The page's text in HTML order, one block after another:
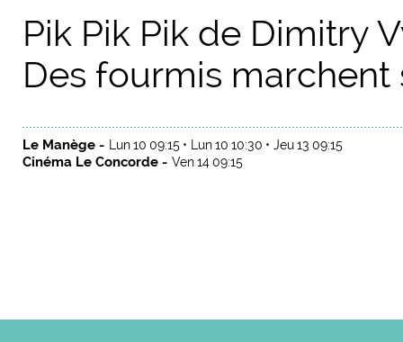
Pik Pik Pik de Dimitry
Des fourmis marchent
Le Manège - Lun 10 09:15 Lun 10 10:30 Jeu 13 09:15
Cinéma Le Concorde - Ven 14 09:15